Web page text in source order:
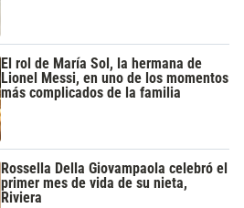
El rol de María Sol, la hermana de
Lionel Messi, en uno de los momentos
más complicados de la familia
Rossella Della Giovampaola celebró el
primer mes de vida de su nieta,
Riviera